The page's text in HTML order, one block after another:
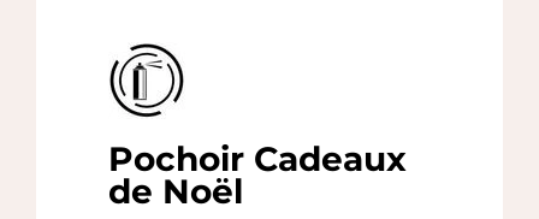
Pochoir Cadeaux
de Noël